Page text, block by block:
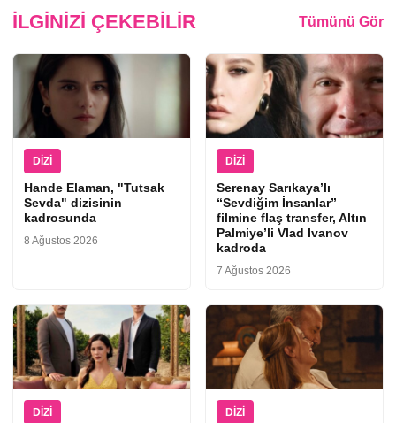
İLGINIZI ÇEKEBILIR Tümünü Gör
DIZI
Hande Elaman, "Tutsak
Sevda" dizisinin
kadrosunda
8 Ağustos 2026
DIZI
Serenay Sarıkaya’lı
“Sevdiğim İnsanlar”
filmine flaş transfer, Altın
Palmiye’li Vlad Ivanov
kadroda
7 Ağustos 2026
DIZI DIZI